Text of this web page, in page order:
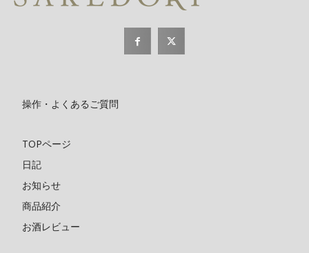
操作・よくあるご質問
TOPページ
日記
お知らせ
商品紹介
お酒レビュー